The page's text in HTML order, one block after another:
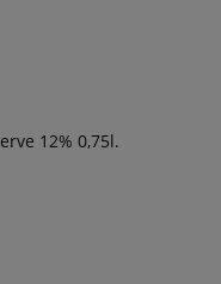
12% 0,75l.